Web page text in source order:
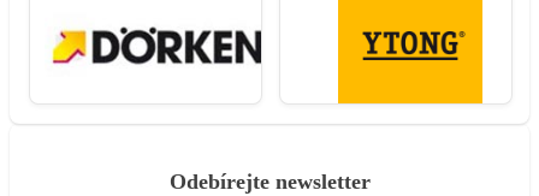
Odebírejte newsletter